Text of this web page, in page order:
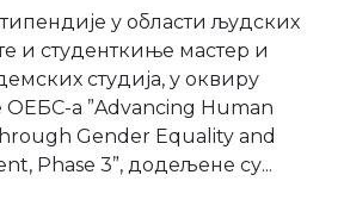
у области људских
и студенткиње мастер и
студија, у оквиру
ОЕБС-а ”Advancing Human
Gender Equality and
Phase 3”, додељене су...